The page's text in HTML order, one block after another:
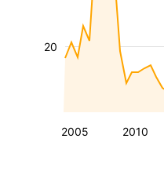
2005 2010
20